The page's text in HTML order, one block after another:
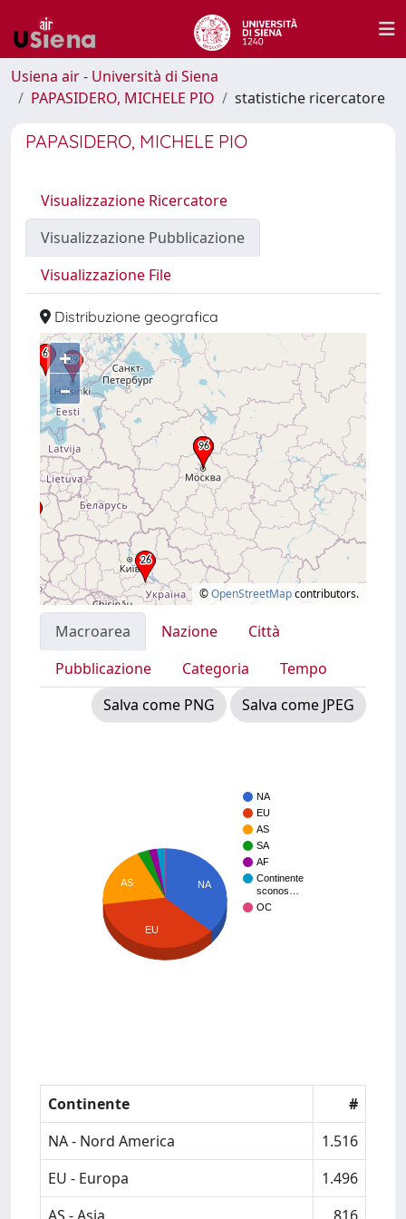
Usiena air - Università di Siena
PAPASIDERO, MICHELE PIO
statistiche ricercatore
PAPASIDERO, MICHELE PIO
Visualizzazione Ricercatore
Visualizzazione Pubblicazione
Visualizzazione File
Distribuzione geografica
+
–
©OpenStreetMapcontributors.
Macroarea Nazione
Città
Pubblicazione
Categoria
Tempo
Salva come PNG
Salva come JPEG
NA
EU
AS
SA
AF
Continente
sconos…
OC
NA
AS
EU
Continente
#
NA - Nord America
1.516
EU - Europa
1.496